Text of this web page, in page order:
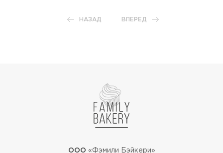
НАЗАД ВПЕРЕД
ООО «Фэмили Бэйкери»